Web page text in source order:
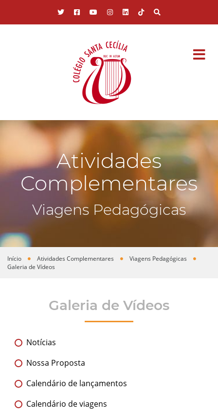
Atividades
Complementares
Viagens Pedagógicas
Você está aqui
Início Atividades Complementares
Viagens Pedagógicas
Galeria de Vídeos
Galeria de Vídeos
Notícias
Nossa Proposta
Calendário de lançamentos
Calendário de viagens